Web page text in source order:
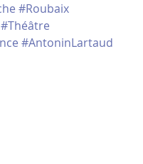
#Roubaix
#Théâtre
#AntoninLartaud